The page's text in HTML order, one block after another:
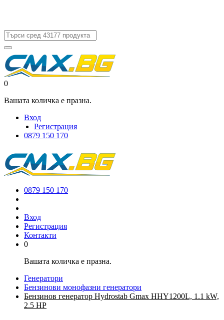
0
Вашата количка е празна.
Вход
Регистрация
0879 150 170
0879 150 170
Вход
Регистрация
Контакти
0
Вашата количка е празна.
Генератори
Бензинови монофазни генератори
Бензинов генератор Hydrostab Gmax HHY1200L, 1.1 kW,
2.5 HP